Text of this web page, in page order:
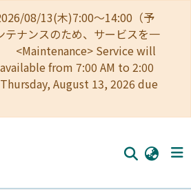
08/13(木)7:00～14:00（予
テナンスのため、サービスを一
<Maintenance> Service will
from 7:00 AM to 2:00
August 13, 2026 due